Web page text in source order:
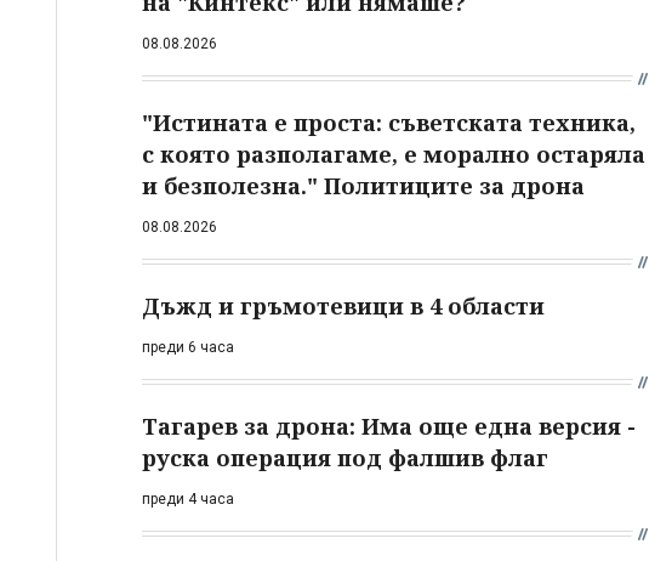
08.08.2026
"Истината е проста: съветската техника,
с която разполагаме, е морално остаряла
и безполезна." Политиците за дрона
08.08.2026
Дъжд и гръмотевици в 4 области
преди 6 часа
Тагарев за дрона: Има още една версия -
руска операция под фалшив флаг
преди 4 часа